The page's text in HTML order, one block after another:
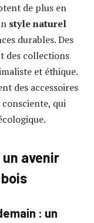
de plus en
style naturel
durables. Des
des collections
et éthique.
des accessoires
qui
avenir
: un